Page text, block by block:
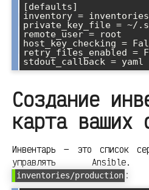
[defaults]
inventory =
private_key_file = ~/
remote_user = root
host_key_checking =
retry_files_enabled =
Создание
карта ваших
Инвентарь — это список
управлять
inventories/production :